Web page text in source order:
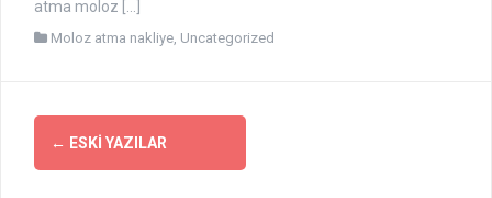
atma moloz […]
Moloz atma nakliye Uncategorized
Yazı
dolaşımı
← ESKI YAZILAR